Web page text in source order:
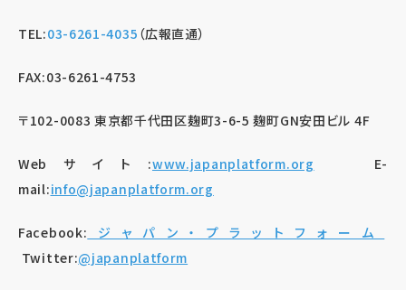
TEL:03-6261-4035 （広報直通）
FAX:03-6261-4753
〒102-0083 東京都千代田区麹町3-6-5 麹町GN安田ビル 4F
Webサイト:www.japanplatform.org E-
mail:info@japanplatform.org
Facebook: ジャパン・プラットフォーム
Twitter:@japanplatform